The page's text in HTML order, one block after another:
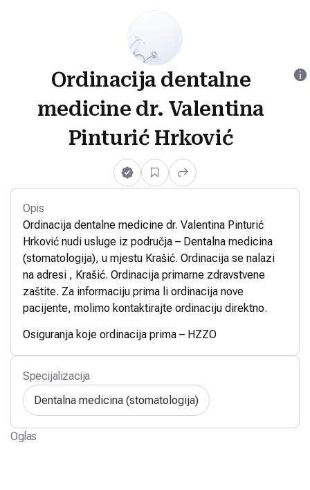
Ordinacija dentalne
medicine dr. Valentina
Pinturić Hrković
Opis
Ordinacija dentalne medicine dr. Valentina Pinturić
Hrković nudi usluge iz područja – Dentalna medicina
(stomatologija), u mjestu Krašić. Ordinacija se nalazi
na adresi , Krašić. Ordinacija primarne zdravstvene
zaštite. Za informaciju prima li ordinacija nove
pacijente, molimo kontaktirajte ordinaciju direktno.
Osiguranja koje ordinacija prima – HZZO
Specijalizacija
Dentalna medicina (stomatologija)
Oglas